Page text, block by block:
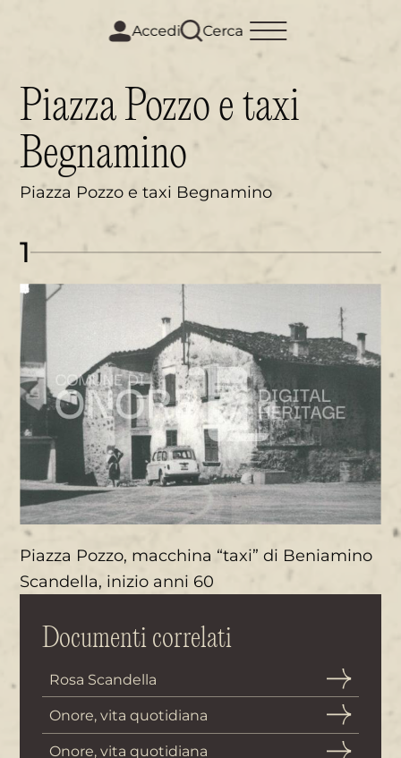
Accedi Cerca
Piazza Pozzo e taxi
Begnamino
Piazza Pozzo e taxi Begnamino
1
Piazza Pozzo, macchina “taxi” di Beniamino
Scandella, inizio anni 60
Documenti correlati
Rosa Scandella
Onore, vita quotidiana
Onore, vita quotidiana